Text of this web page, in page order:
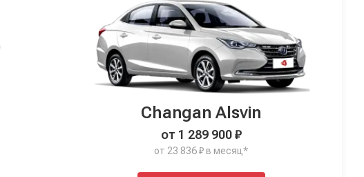
Changan Alsvin
от 1 289 900 ₽
от 23 836 ₽ в месяц*